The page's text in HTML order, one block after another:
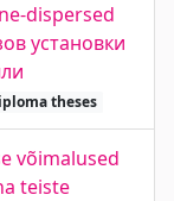
dispersed
установки
theses
võimalused
teiste